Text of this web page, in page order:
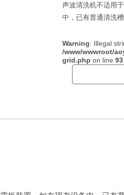
声波清洗机不适用
中，已有普通清洗
Warning: Illegal
/www/wwwroot/
grid.php on line 93